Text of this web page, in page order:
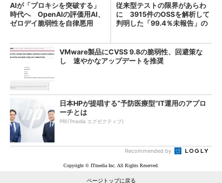
AIが「プロキシを突破する」
時代へ OpenAIの評価用AI、
ゼロデイ脆弱性を自律悪用
従来型テストの限界があらわ
に 3915件のOSSを解析して
判明した「99.4％未報告」の
VMware製品にCVSS 9.8の脆弱性、回避策な
し 速やかなアップデートを推奨
日本HPが提唱する“予防医療型”IT運用のアプロ
ーチとは
PR(ITmedia エグゼクティブ)
Recommended by
Copyright © ITmedia Inc. All Rights Reserved.
ページトップに戻る